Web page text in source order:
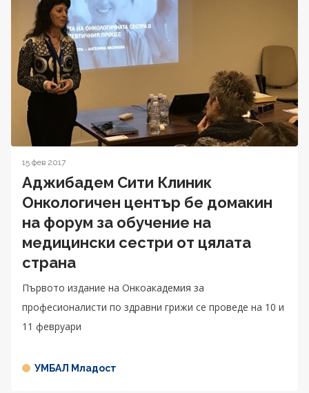
15 фев 2017
Аджибадем Сити Клиник
Онкологичен център бе домакин
на форум за обучение на
медицински сестри от цялата
страна
Първото издание на Онкоакадемия за
професионалисти по здравни грижи се проведе на 10 и
11 февруари
УМБАЛ Младост